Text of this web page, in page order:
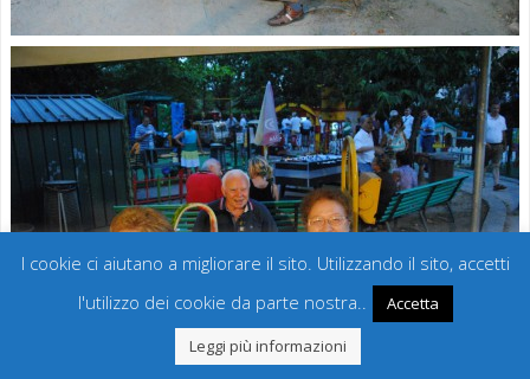
I cookie ci aiutano a migliorare il sito. Utilizzando il sito, accetti
l'utilizzo dei cookie da parte nostra..
Accetta
Leggi più informazioni